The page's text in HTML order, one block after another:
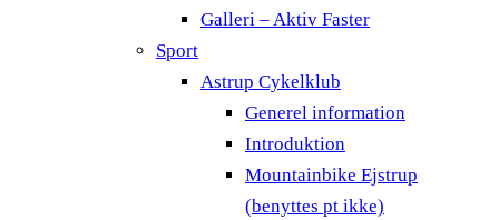
Galleri – Aktiv Faster
Sport
Astrup Cykelklub
Generel information
Introduktion
Mountainbike Ejstrup
(benyttes pt ikke)